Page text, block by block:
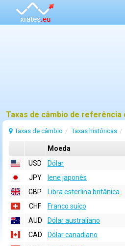
Taxas de câmbio Taxas históricas
Moeda
USD
Dólar
JPY
Iene japonês
GBP
Libra esterlina britânica
CHF
Franco suíço
AUD
Dólar australiano
CAD
Dólar canadiano